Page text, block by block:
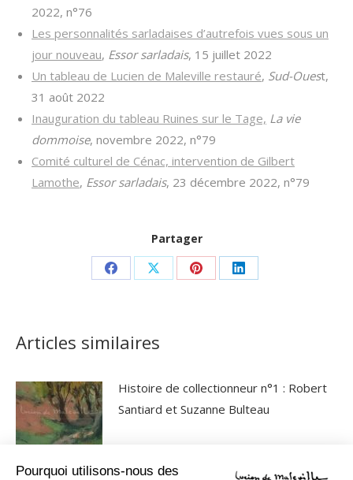
2022, n°76
Les personnalités sarladaises d’autrefois vues sous un
jour nouveau, Essor sarladais, 15 juillet 2022
Un tableau de Lucien de Maleville restauré, Sud-Ouest,
31 août 2022
Inauguration du tableau Ruines sur le Tage, La vie
dommoise, novembre 2022, n°79
Comité culturel de Cénac, intervention de Gilbert
Lamothe, Essor sarladais, 23 décembre 2022, n°79
Partager
PartagerPartagerPartagerPartager
Articles similaires
Histoire de collectionneur n°1 : Robert
Santiard et Suzanne Bulteau
Pourquoi utilisons-nous des